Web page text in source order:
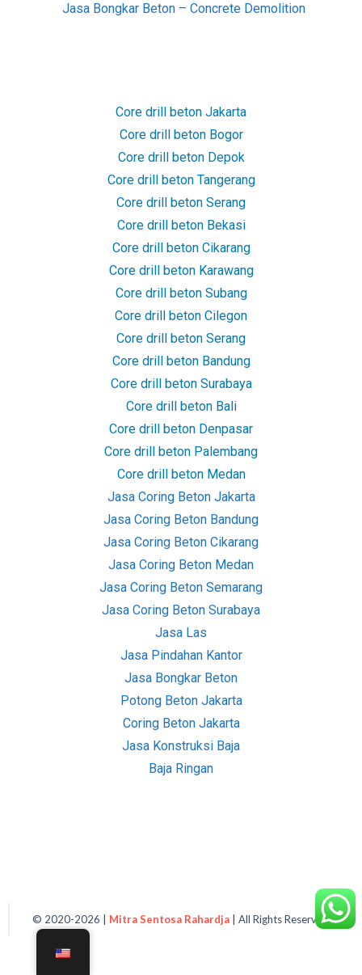
Jasa Bongkar Beton – Concrete Demolition
Core drill beton Jakarta
Core drill beton Bogor
Core drill beton Depok
Core drill beton Tangerang
Core drill beton Serang
Core drill beton Bekasi
Core drill beton Cikarang
Core drill beton Karawang
Core drill beton Subang
Core drill beton Cilegon
Core drill beton Serang
Core drill beton Bandung
Core drill beton Surabaya
Core drill beton Bali
Core drill beton Denpasar
Core drill beton Palembang
Core drill beton Medan
Jasa Coring Beton Jakarta
Jasa Coring Beton Bandung
Jasa Coring Beton Cikarang
Jasa Coring Beton Medan
Jasa Coring Beton Semarang
Jasa Coring Beton Surabaya
Jasa Las
Jasa Pindahan Kantor
Jasa Bongkar Beton
Potong Beton Jakarta
Coring Beton Jakarta
Jasa Konstruksi Baja
Baja Ringan
© 2020-2026 Mitra Sentosa Rahardja | All Rights Reserved.